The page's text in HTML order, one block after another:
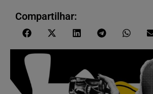
Compartilhar: